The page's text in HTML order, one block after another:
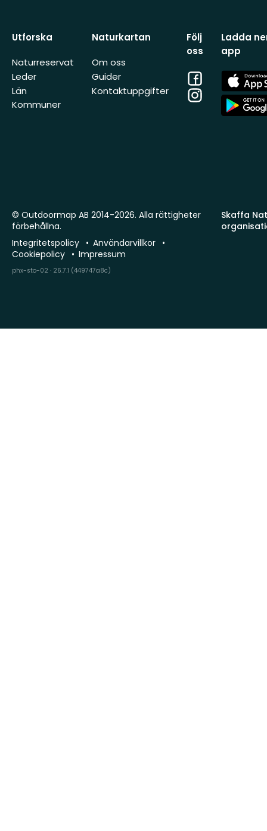
Utforska
Naturreservat
Leder
Län
Kommuner
Naturkartan
Om oss
Guider
Kontaktuppgifter
Följ
oss
Facebook
Instagram
Ladda
app
App
Store
App
Store
Skaffa
© Outdoormap AB 2014-2026. Alla rättigheter
förbehållna.
Integritetspolicy
Användarvillkor
Cookiepolicy
Impressum
phx-sto-02 · 26.7.1 (449747a8c)